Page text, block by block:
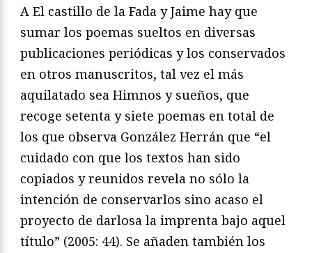
A El castillo de la Fada yJaime hay que
sumar los poemas sueltos en diversas
publicaciones periódicas y los conservados
en otros manuscritos, tal vez el más
aquilatado sea Himnos y sueños, que
recoge setenta y siete poemas en total de
los que observa González Herrán que “el
cuidado con que los textos han sido
copiados y reunidos revela no sólo la
intención de conservarlos sino acaso el
proyecto de darlosa la imprenta bajo aquel
título” (2005: 44). Se añaden también los